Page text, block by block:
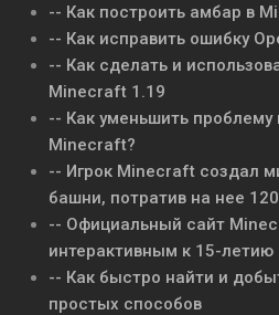
-- Как построить амбар в
-- Как исправить ошибку
-- Как сделать и
Minecraft 1.19
-- Как уменьшить проблему
Minecraft?
-- Игрок Minecraft создал
башни, потратив на нее
-- Официальный сайт
интерактивным к 15-летию
-- Как быстро найти и
простых способов